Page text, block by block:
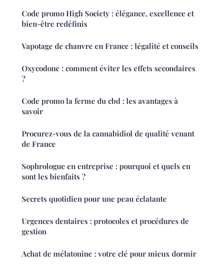
Code promo High Society : élégance, excellence et
bien-être redéfinis
Vapotage de chanvre en France : légalité et conseils
Oxycodone : comment éviter les effets secondaires
?
Code promo la ferme du cbd : les avantages à
savoir
Procurez-vous de la cannabidiol de qualité venant
de France
Sophrologue en entreprise : pourquoi et quels en
sont les bienfaits ?
Secrets quotidien pour une peau éclatante
Urgences dentaires : protocoles et procédures de
gestion
Achat de mélatonine : votre clé pour mieux dormir